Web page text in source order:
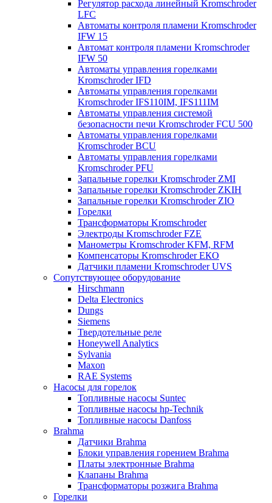
Регулятор расхода линейный Kromschroder
LFC
Автоматы контроля пламени Kromschroder
IFW 15
Автомат контроля пламени Kromschroder
IFW 50
Автоматы управления горелками
Kromschroder IFD
Автоматы управления горелками
Kromschroder IFS110IM, IFS111IM
Автоматы управления системой
безопасности печи Kromschroder FCU 500
Автоматы управления горелками
Kromschroder BCU
Автоматы управления горелками
Kromschroder PFU
Запальные горелки Kromschroder ZМI
Запальные горелки Kromschroder ZKIH
Запальные горелки Kromschroder ZIO
Горелки
Трансформаторы Kromschroder
Электроды Kromschroder FZE
Манометры Kromschroder KFM, RFM
Компенсаторы Kromschroder ЕКО
Датчики пламени Kromschroder UVS
Сопутствующее оборудование
Hirschmann
Delta Electronics
Dungs
Siemens
Твердотельные реле
Honeywell Analytics
Sylvania
Maxon
RAE Systems
Насосы для горелок
Топливные насосы Suntec
Топливные насосы hp-Technik
Топливные насосы Danfoss
Brahma
Датчики Brahma
Блоки управления горением Brahma
Платы электронные Brahma
Клапаны Brahma
Трансформаторы розжига Brahma
Горелки